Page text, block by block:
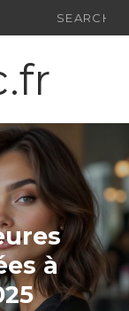
Search
à